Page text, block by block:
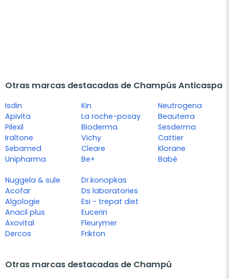
Otras marcas destacadas de Champús Anticaspa
Isdin
Apivita
Pilexil
Iraltone
Sebamed
Unipharma
Kin
La roche-posay
Bioderma
Vichy
Cleare
Be+
Neutrogena
Beauterra
Sesderma
Cattier
Klorane
Babé
Nuggela & sule
Acofar
Algologie
Anacil plus
Axovital
Dercos
Dr.konopkas
Ds laboratories
Esi - trepat diet
Eucerin
Fleurymer
Frikton
Otras marcas destacadas de Champú